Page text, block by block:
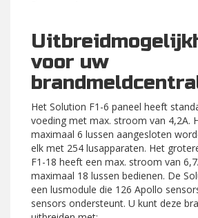
voor uw
Het Solution F1-6 paneel heeft
voeding met max. stroom van 4,2A.
maximaal 6 lussen aangesloten
elk met 254 lusapparaten. Het
F1-18 heeft een max. stroom van
maximaal 18 lussen bedienen. De
een lusmodule die 126 Apollo
sensors ondersteunt. U kunt deze